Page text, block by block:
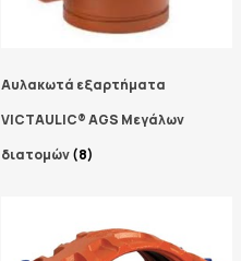
Αυλακωτά εξαρτήματα
VICTAULIC® AGS Μεγάλων
διατομών(8)